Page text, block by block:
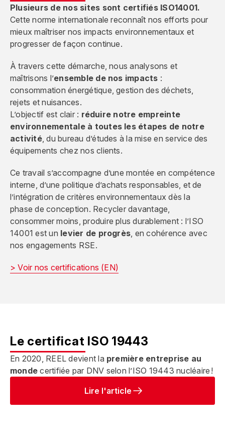
Plusieurs de nos sites sont certifiés ISO14001.
Cette norme internationale reconnaît nos efforts pour
mieux maîtriser nos impacts environnementaux et
progresser de façon continue.
À travers cette démarche, nous analysons et
maîtrisons l’ensemble de nos impacts :
consommation énergétique, gestion des déchets,
rejets et nuisances.
L’objectif est clair : réduire notre empreinte
environnementale à toutes les étapes de notre
activité, du bureau d’études à la mise en service des
équipements chez nos clients.
Ce travail s’accompagne d’une montée en compétence
interne, d’une politique d’achats responsables, et de
l’intégration de critères environnementaux dès la
phase de conception. Recycler davantage,
consommer moins, produire plus durablement : l’ISO
14001 est un levier de progrès, en cohérence avec
nos engagements RSE.
> Voir nos certifications (EN)
Le certificat ISO 19443
En 2020, REEL devient la première entreprise au
monde certifiée par DNV selon l’ISO 19443 nucléaire !
Lire l'article